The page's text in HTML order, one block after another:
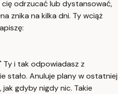
odrzucać lub dystansować,
znika na kilka dni. Ty wciąż
Ty i tak odpowiadasz z
stało. Anuluje plany w ostatniej
gdyby nigdy nic. Takie